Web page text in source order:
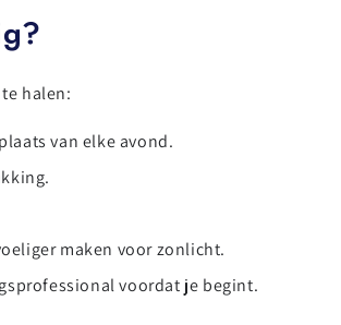
halen:
van elke avond.
maken voor zonlicht.
voordat je begint.